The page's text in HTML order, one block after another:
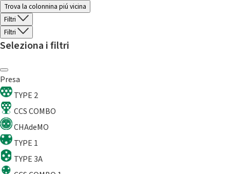
Trova la colonnina piú vicina
Filtri
Filtri
Seleziona i filtri
Presa
TYPE 2
CCS COMBO
CHAdeMO
TYPE 1
TYPE 3A